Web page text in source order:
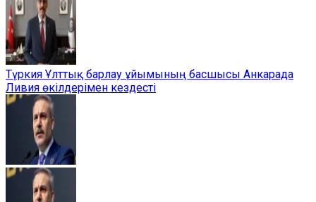
Түркия Ұлттық барлау ұйымының басшысы Анкарада
Ливия өкілдерімен кездесті